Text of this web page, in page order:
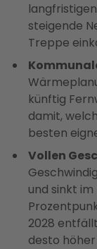
steigende
Treppe
künftig
damit,
besten
Vollen
und sinkt
2028
desto